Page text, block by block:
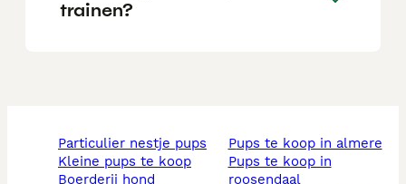
trainen?
particulier nestje pups
kleine pups te koop
boerderij hond
pups te koop in almere
pups te koop in
roosendaal